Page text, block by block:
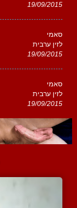
19/09/2015
סאמי
לזין ערבית
19/09/2015
סאמי
לזין ערבית
19/09/2015